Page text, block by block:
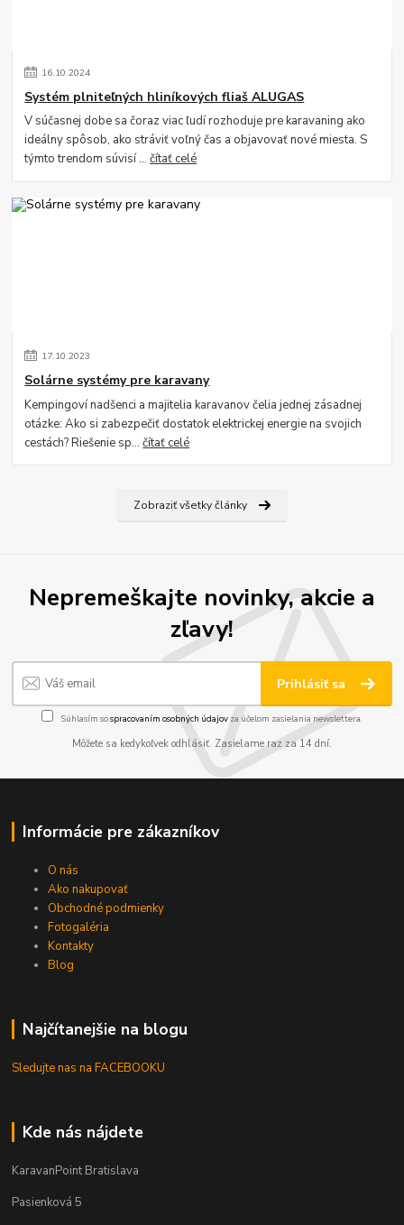
16.10.2024
Systém plniteľných hliníkových fliaš ALUGAS
V súčasnej dobe sa čoraz viac ľudí rozhoduje pre karavaning ako
ideálny spôsob, ako stráviť voľný čas a objavovať nové miesta. S
týmto trendom súvisí ...čítať celé
17.10.2023
Solárne systémy pre karavany
Kempingoví nadšenci a majitelia karavanov čelia jednej zásadnej
otázke: Ako si zabezpečiť dostatok elektrickej energie na svojich
cestách? Riešenie sp...čítať celé
Zobraziť všetky články
Nepremeškajte novinky, akcie a
zľavy!
Prihlásiť sa
Súhlasím sospracovaním osobných údajov za účelom zasielania newslettera.
Môžete sa kedykoľvek odhlásiť. Zasielame raz za 14 dní.
Informácie pre zákazníkov
O nás
Ako nakupovať
Obchodné podmienky
Fotogaléria
Kontakty
Blog
Najčítanejšie na blogu
Sledujte nas na FACEBOOKU
Kde nás nájdete
KaravanPoint Bratislava
Pasienková 5